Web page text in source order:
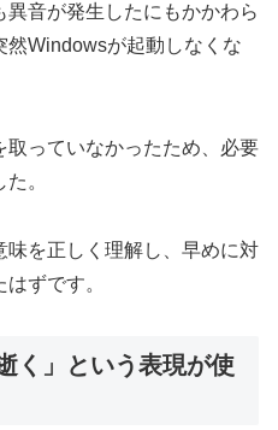
音が発生したにもかかわら
Windowsが起動しなくな
っていなかったため、必要
。
味を正しく理解し、早めに対
ずです。
く」という表現が使